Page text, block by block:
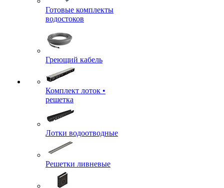
Готовые комплекты
водостоков
Греющий кабель
Комплект лоток •
решетка
Лотки водоотводные
Решетки ливневые